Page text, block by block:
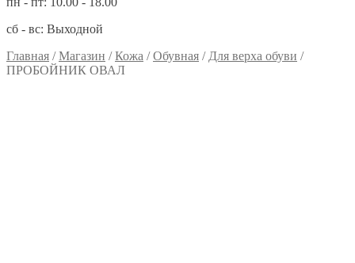
сб - вс: Выходной
Главная /Магазин /Кожа /Обувная / Для верха обуви /
ПРОБОЙНИК ОВАЛ